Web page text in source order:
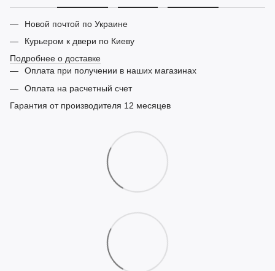
Новой почтой по Украине
Курьером к двери по Киеву
Подробнее о доставке
Оплата при получении в наших магазинах
Оплата на расчетный счет
Гарантия от производителя 12 месяцев